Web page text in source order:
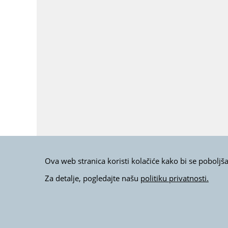
Ova web stranica koristi kolačiće kako bi se
Za detalje, pogledajte našu politiku privatnosti.